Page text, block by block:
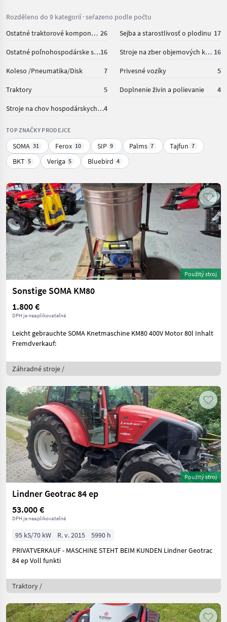
Rozděleno do 9 kategorií · seřazeno podle počtu
Ostatné traktorové komponenty 26 Sejba a starostlivosť o plodinu 17
Ostatné poľnohospodárske silové stroje16 Stroje na zber objemových krmív 16
Koleso /Pneumatika/Disk 7 Privesné vozíky 5
Traktory 5 Doplnenie živin a polievanie 4
Stroje na chov hospodárskych zvierat4
TOP ZNAČKY PRODEJCE
SOMA 31 Ferox 10 SIP 9 Palms 7 Tajfun 7
BKT 5 Veriga 5 Bluebird 4
Použitý stroj
Sonstige SOMA KM80
1.800 €
DPH je neaplikovateľné
Leicht gebrauchte SOMA Knetmaschine KM80 400V Motor 80l Inhalt
Fremdverkauf:
Záhradné stroje /
Použitý stroj
Lindner Geotrac 84 ep
53.000 €
DPH je neaplikovateľné
95 kS/70 kW R. v. 2015
5990 h
PRIVATVERKAUF - MASCHINE STEHT BEIM KUNDEN Lindner Geotrac
84 ep Voll funkti
Traktory /